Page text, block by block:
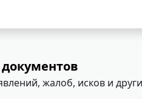
жалоб, исков и